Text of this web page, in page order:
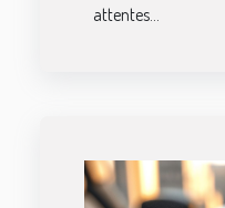
attentes...